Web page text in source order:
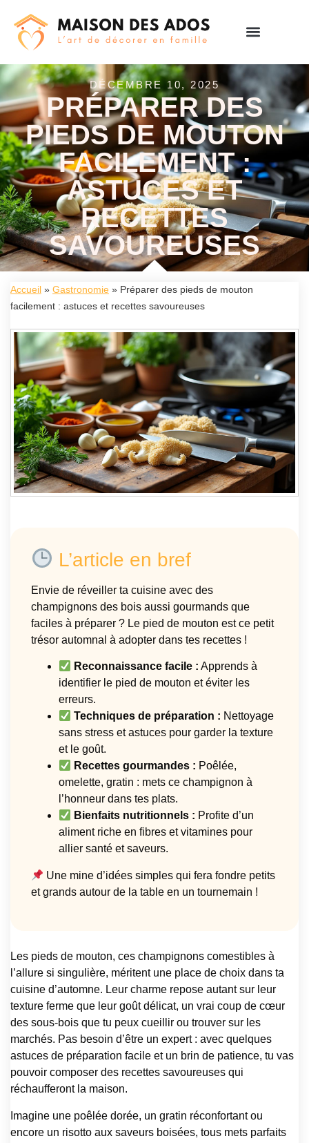
DÉCEMBRE 10, 2025
PRÉPARER DES
PIEDS DE MOUTON
FACILEMENT :
ASTUCES ET
RECETTES
SAVOUREUSES
Accueil » Gastronomie » Préparer des pieds de mouton
facilement : astuces et recettes savoureuses
L’article en bref
Envie de réveiller ta cuisine avec des
champignons des bois aussi gourmands que
faciles à préparer ? Le pied de mouton est ce petit
trésor automnal à adopter dans tes recettes !
Reconnaissance facile : Apprends à
identifier le pied de mouton et éviter les
erreurs.
Techniques de préparation : Nettoyage
sans stress et astuces pour garder la texture
et le goût.
Recettes gourmandes : Poêlée,
omelette, gratin : mets ce champignon à
l’honneur dans tes plats.
Bienfaits nutritionnels : Profite d’un
aliment riche en fibres et vitamines pour
allier santé et saveurs.
Une mine d’idées simples qui fera fondre petits
et grands autour de la table en un tournemain !
Les pieds de mouton, ces champignons comestibles à
l’allure si singulière, méritent une place de choix dans ta
cuisine d’automne. Leur charme repose autant sur leur
texture ferme que leur goût délicat, un vrai coup de cœur
des sous-bois que tu peux cueillir ou trouver sur les
marchés. Pas besoin d’être un expert : avec quelques
astuces de préparation facile et un brin de patience, tu vas
pouvoir composer des recettes savoureuses qui
réchaufferont la maison.
Imagine une poêlée dorée, un gratin réconfortant ou
encore un risotto aux saveurs boisées, tous mets parfaits